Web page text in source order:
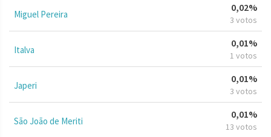
Miguel Pereira
0,02%
3 votos
Italva
0,01%
1 votos
Japeri
0,01%
3 votos
São João de Meriti
0,01%
13 votos